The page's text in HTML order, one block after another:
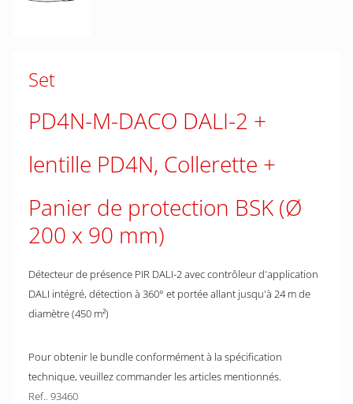
Set
PD4N-M-DACO DALI-2
lentille PD4N, Collerette
Panier de protection BSK (Ø
200 x 90 mm)
Détecteur de présence PIR DALI-2 avec contrôleur d'application
DALI intégré, détection à 360° et portée allant jusqu'à 24 m de
diamètre (450 m²)
Pour obtenir le bundle conformément à la spécification
technique, veuillez commander les articles mentionnés.
Ref.. 93460